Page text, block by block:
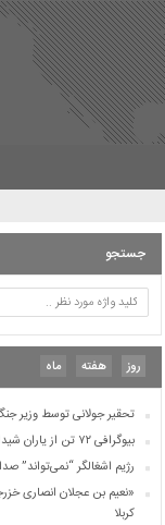
جستجو
روز هفته ماه
«نعیم بن عجلان انصاری
پاسخ جنبش انصارالله به
تهدید کند»
مرور زندگی و کارنامه
محمد عوده از رَعیل اول جهاد
اسامی ۲۹۰ نفر از شهدای پرواز ۶۵۵ ایران ایر
وهابیت ماده خام افراطی‌گری
روز ۲۱۶ طوفان الاقصی با ادامه بمباران از شمال تا جنوب غزه
تحقیر جولانی توسط وزیر
بیوگرافی ۷۲ تن از یاران شیدای امام حسین علیه‌السلام
رژیم اشغالگر “نمی‌تواند”
«نعیم بن عجلان انصاری
کربلا